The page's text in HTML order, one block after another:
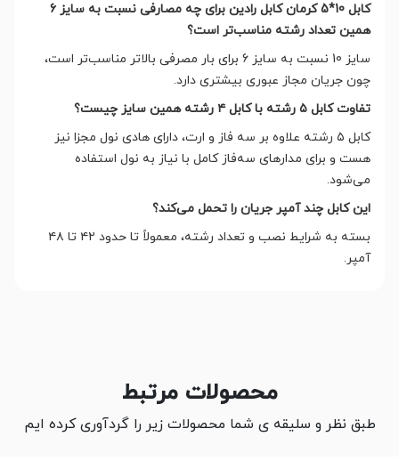
کابل 10*5 کرمان کابل رادین برای چه مصارفی نسبت به سایز 6
همین تعداد رشته مناسب‌تر است؟
سایز 10 نسبت به سایز 6 برای بار مصرفی بالاتر مناسب‌تر است،
چون جریان مجاز عبوری بیشتری دارد.
تفاوت کابل ۵ رشته با کابل ۴ رشته همین سایز چیست؟
کابل ۵ رشته علاوه بر سه فاز و ارت، دارای هادی نول مجزا نیز
هست و برای مدارهای سه‌فاز کامل با نیاز به نول استفاده
می‌شود.
این کابل چند آمپر جریان را تحمل می‌کند؟
بسته به شرایط نصب و تعداد رشته، معمولاً تا حدود ۴۲ تا ۴۸
آمپر.
محصولات مرتبط
طبق نظر و سلیقه ی شما محصولات زیر را گردآوری کرده ایم